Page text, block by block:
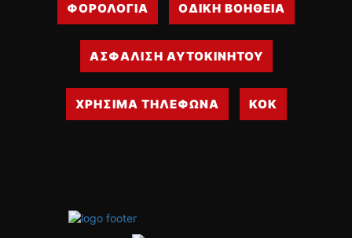
ΦΟΡΟΛΟΓΙΑ ΟΔΙΚΗ ΒΟΗΘΕΙΑ
ΑΣΦΑΛΙΣΗ ΑΥΤΟΚΙΝΗΤΟΥ
ΧΡΗΣΙΜΑ ΤΗΛΕΦΩΝΑ ΚΟΚ